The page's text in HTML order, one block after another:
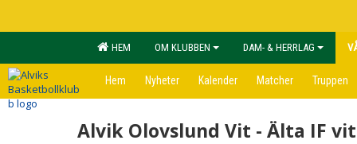
HEM OM KLUBBEN DAM- & HERRLAG
Hem Nyheter Kalender Matcher Truppen
Alvik Olovslund Vit - Älta IF vit